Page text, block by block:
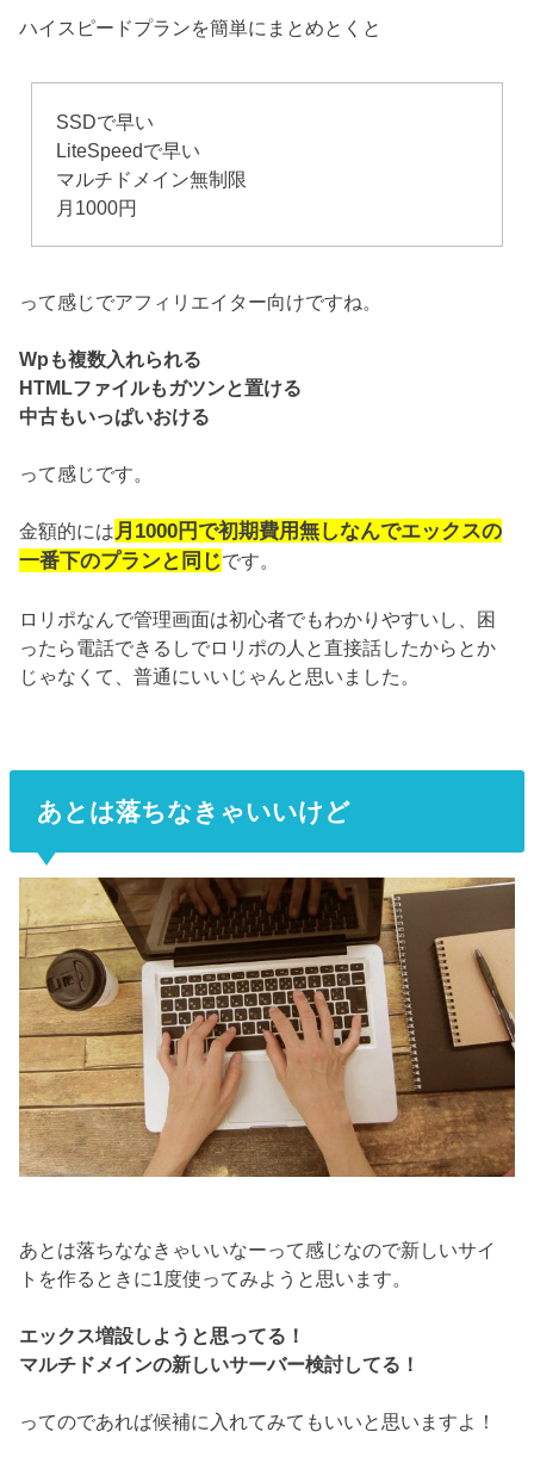
ハイスピードプランを簡単にまとめとくと
SSDで早い
LiteSpeedで早い
マルチドメイン無制限
月1000円
って感じでアフィリエイター向けですね。
Wpも複数入れられる
HTMLファイルもガツンと置ける
中古もいっぱいおける
って感じです。
金額的には 月1000円で初期費用無しなんでエックスの
一番下のプランと同じです。
ロリポなんで管理画面は初心者でもわかりやすいし、困
ったら電話できるしでロリポの人と直接話したからとか
じゃなくて、普通にいいじゃんと思いました。
あとは落ちなきゃいいけど
あとは落ちななきゃいいなーって感じなので新しいサイ
トを作るときに1度使ってみようと思います。
エックス増設しようと思ってる！
マルチドメインの新しいサーバー検討してる！
ってのであれば候補に入れてみてもいいと思いますよ！